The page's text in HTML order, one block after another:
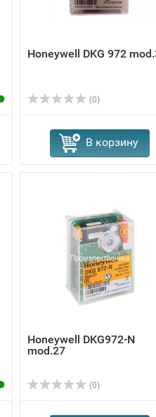
Honeywell DKG 972
(0)
В корзину
Honeywell DKG972-N
mod.27
(0)